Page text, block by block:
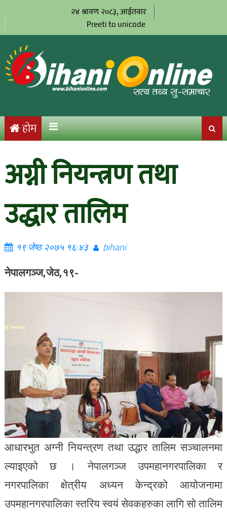
२४ श्रावण २०८३, आईतवार
Preeti to unicode
होम
अग्नी नियन्त्रण तथा
उद्धार तालिम
१९ जेष्ठ २०७५ १६:४३ bihani
नेपालगञ्ज,जेठ,१९-
आधारभुत अग्नी नियन्त्रण तथा उद्धार तालिम सञ्चालनमा
ल्याइएको छ । नेपालगञ्ज उपमहानगरपालिका र
नगरपालिका क्षेत्रीय अध्यन केन्द्रको आयोजनामा
उपमहानगरपालिका स्तरिय स्वयं सेवकहरुका लागि सो तालिम